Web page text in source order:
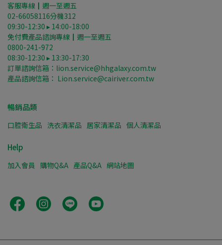
客服專線┃週一至週五
02-66058116分機312
09:30-12:30 ▸ 14:00-18:00
免付費產品諮詢專線┃週一至週五
0800-241-972
08:30-12:30 ▸ 13:30-17:30
訂單諮詢信箱：lion.service@hhgalaxy.com.tw
產品諮詢信箱： Lion.service@cairiver.com.tw
暢銷品類
口腔衛生品 洗衣清潔品 居家清潔品 個人清潔品
Help
加入會員 購物Q&A 產品Q&A 網站地圖